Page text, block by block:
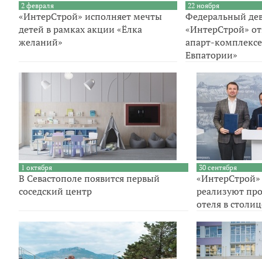
2 февраля
«ИнтерСтрой» исполняет мечты
детей в рамках акции «Ёлка
желаний»
22 ноября
Федеральный
«ИнтерСтрой»
апарт-
Евпатории»
1 октября
В Севастополе появится первый
соседский центр
30 сентября
реализуют
отеля в